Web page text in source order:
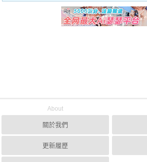
About
關於我們
更新履歷